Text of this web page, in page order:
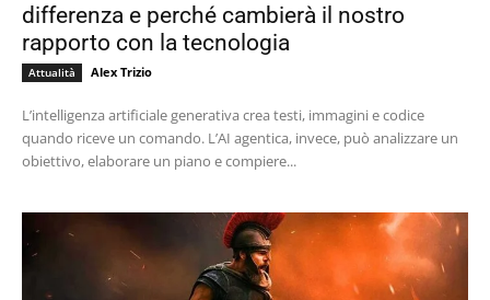
differenza e perché cambierà il nostro
rapporto con la tecnologia
Attualità Alex Trizio
L’intelligenza artificiale generativa crea testi, immagini e codice
quando riceve un comando. L’AI agentica, invece, può analizzare un
obiettivo, elaborare un piano e compiere...